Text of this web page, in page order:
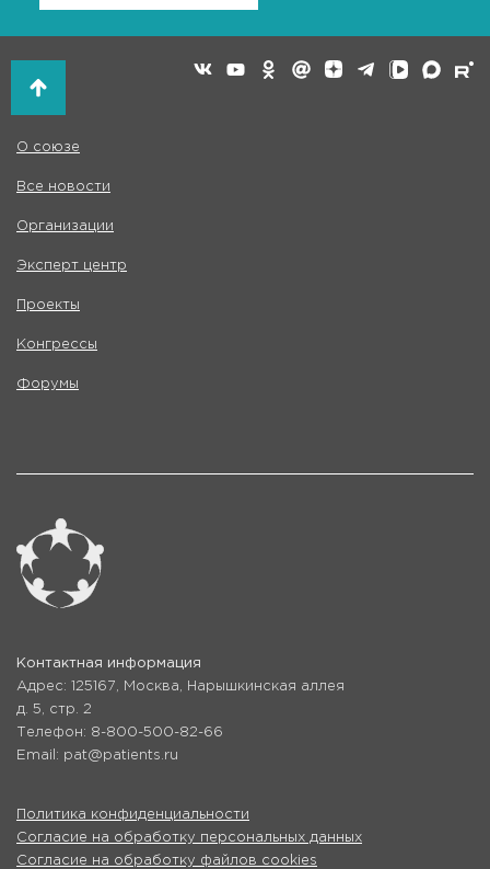
О союзе
Все новости
Организации
Эксперт центр
Проекты
Конгрессы
Форумы
Контактная информация
Адрес: 125167, Москва, Нарышкинская аллея
д. 5, стр. 2
Телефон: 8-800-500-82-66
Email: pat@patients.ru
Политика конфиденциальности
Согласие на обработку персональных данных
Согласие на обработку файлов cookies